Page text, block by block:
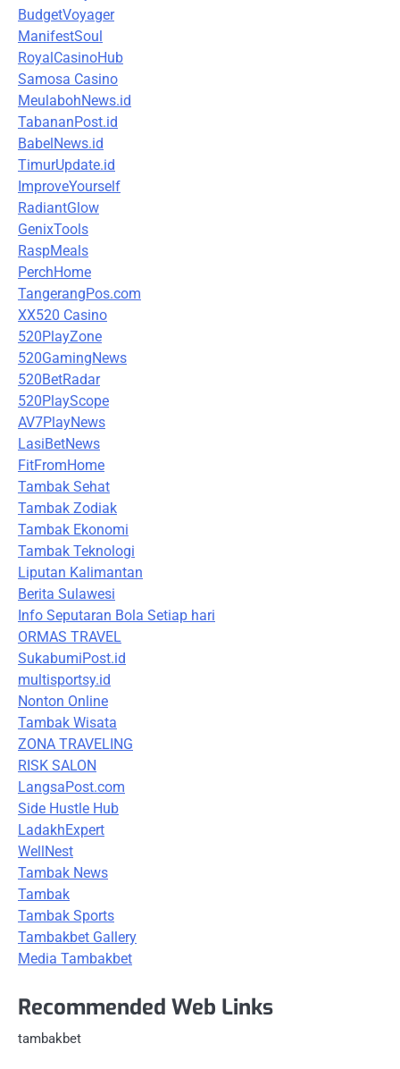
BudgetVoyager
ManifestSoul
RoyalCasinoHub
Samosa Casino
MeulabohNews.id
TabananPost.id
BabelNews.id
TimurUpdate.id
ImproveYourself
RadiantGlow
GenixTools
RaspMeals
PerchHome
TangerangPos.com
XX520 Casino
520PlayZone
520GamingNews
520BetRadar
520PlayScope
AV7PlayNews
LasiBetNews
FitFromHome
Tambak Sehat
Tambak Zodiak
Tambak Ekonomi
Tambak Teknologi
Liputan Kalimantan
Berita Sulawesi
Info Seputaran Bola Setiap hari
ORMAS TRAVEL
SukabumiPost.id
multisportsy.id
Nonton Online
Tambak Wisata
ZONA TRAVELING
RISK SALON
LangsaPost.com
Side Hustle Hub
LadakhExpert
WellNest
Tambak News
Tambak
Tambak Sports
Tambakbet Gallery
Media Tambakbet
Recommended Web Links
tambakbet